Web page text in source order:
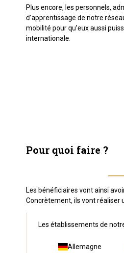
Plus encore, les personnels,
d’apprentissage de notre
mobilité pour qu’eux aussi
internationale.
Pour quoi faire ?
Les bénéficiaires vont ainsi
Concrètement, ils vont réaliser
Les établissements de
Allemagne